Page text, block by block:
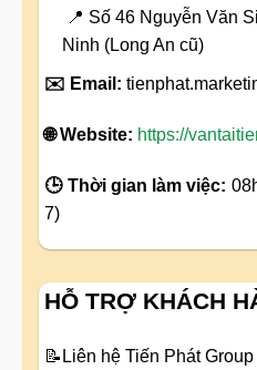
📍 Số 46 Nguyễn Văn
Ninh (Long An cũ)
✉️ Email:
🌐 Website: https://
🕒 Thời gian làm việc:
7)
HỖ TRỢ KHÁCH
📝 Liên hệ Tiến Phát Group